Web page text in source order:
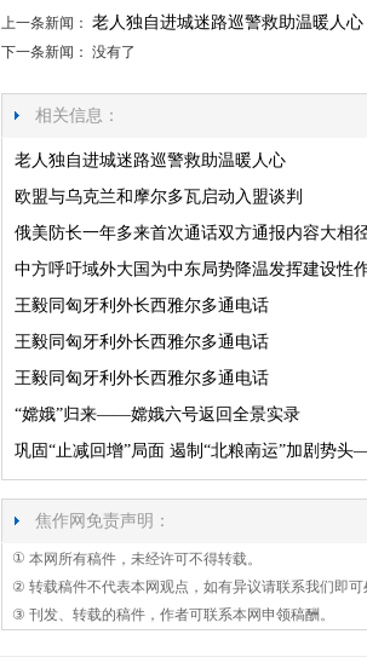
上一条新闻：老人独自进城迷路巡警救助温暖人心
下一条新闻： 没有了
相关信息：
老人独自进城迷路巡警救助温暖人心
欧盟与乌克兰和摩尔多瓦启动入盟谈判
俄美防长一年多来首次通话双方通报内容大相
中方呼吁域外大国为中东局势降温发挥建设性
王毅同匈牙利外长西雅尔多通电话
王毅同匈牙利外长西雅尔多通电话
王毅同匈牙利外长西雅尔多通电话
“嫦娥”归来——嫦娥六号返回全景实录
巩固“止减回增”局面 遏制“北粮南运”加剧势
焦作网免责声明：
① 本网所有稿件，未经许可不得转载。
② 转载稿件不代表本网观点，如有异议请联系我们即可
③ 刊发、转载的稿件，作者可联系本网申领稿酬。